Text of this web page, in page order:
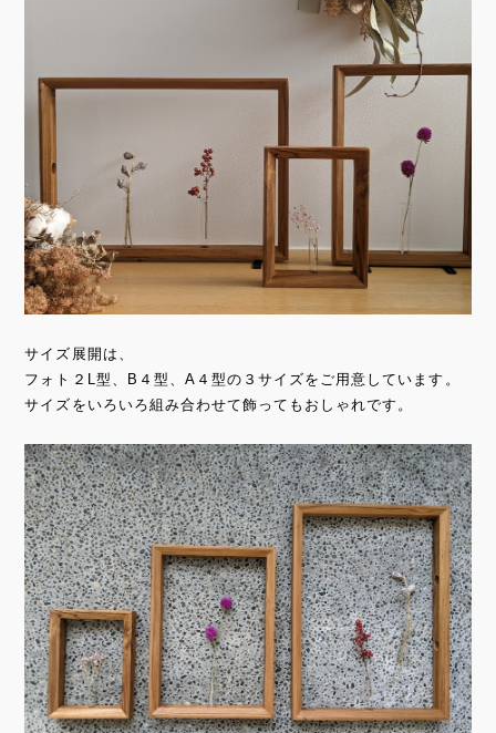
サイズ展開は、
フォト２L型、B４型、A４型の３サイズをご用意しています。
サイズをいろいろ組み合わせて飾ってもおしゃれです。